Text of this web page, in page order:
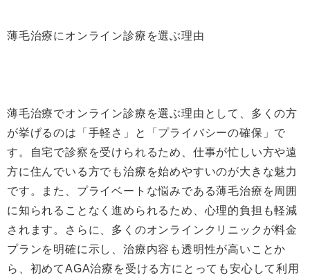
薄毛治療にオンライン診療を選ぶ理由
薄毛治療でオンライン診療を選ぶ理由として、多くの方
が挙げるのは「手軽さ」と「プライバシーの確保」で
す。自宅で診察を受けられるため、仕事が忙しい方や遠
方に住んでいる方でも治療を始めやすいのが大きな魅力
です。また、プライベートな悩みである薄毛治療を周囲
に知られることなく進められるため、心理的負担も軽減
されます。さらに、多くのオンラインクリニックが料金
プランを明確に示し、治療内容も透明性が高いことか
ら、初めてAGA治療を受ける方にとっても安心して利用